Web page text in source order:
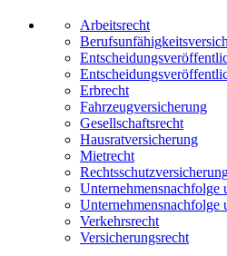
Arbeitsrecht
Erbrecht
Fahrzeugversicherung
Gesellschaftsrecht
Hausratversicherung
Mietrecht
Unternehmensnachfolge
Unternehmensnachfolge
Verkehrsrecht
Versicherungsrecht